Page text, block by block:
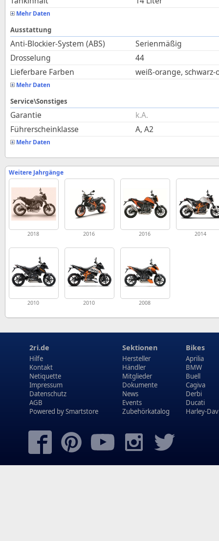
Mehr Daten
Ausstattung
Anti-Blockier-System (ABS)
Serienmäßig
Drosselung
44
Lieferbare Farben
weiß-orange, schwarz-
Mehr Daten
Service\Sonstiges
Garantie
k.A.
Führerscheinklasse
A, A2
Mehr Daten
Weitere Jahrgänge
2018 2016 2016 2014
2010 2010 2008
2ri.de
Hilfe
Kontakt
Netiquette
Impressum
Datenschutz
AGB
Powered bySmartstore
Sektionen
Hersteller
Händler
Mitglieder
Dokumente
News
Events
Zubehörkatalog
Bikes
Aprilia
BMW
Buell
Cagiva
Derbi
Ducati
Harley-